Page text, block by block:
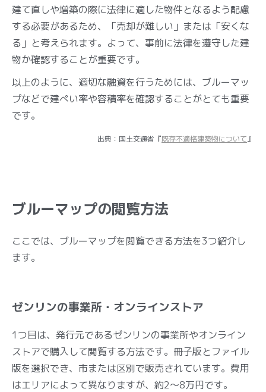
建て直しや増築の際に法律に適した物件となるよう配慮
する必要があるため、「売却が難しい」または「安くな
る」と考えられます。よって、事前に法律を遵守した建
物か確認することが重要です。
以上のように、適切な融資を行うためには、ブルーマッ
プなどで建ぺい率や容積率を確認することがとても重要
です。
出典：国土交通省『既存不適格建築物について』
ブルーマップの閲覧方法
ここでは、ブルーマップを閲覧できる方法を3つ紹介し
ます。
ゼンリンの事業所・オンラインストア
1つ目は、発行元であるゼンリンの事業所やオンライン
ストアで購入して閲覧する方法です。冊子版とファイル
版を選択でき、市または区別で販売されています。費用
はエリアによって異なりますが、約2～8万円です。